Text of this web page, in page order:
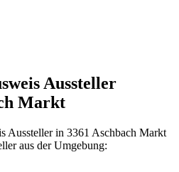
Aussteller
Markt
Aussteller in 3361 Aschbach Markt
aus der Umgebung: